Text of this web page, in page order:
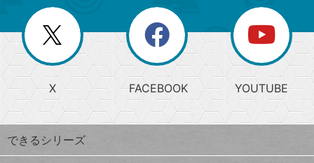
じ
る
search
検
索
上
昇
ワ
ー
ド
閉
じ
る
ー
か
ら
探
す
X FACEBOOK YOUTUBE
できるシリーズ